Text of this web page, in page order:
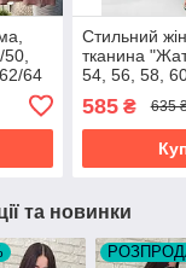
64
Стильний
тканина
54, 56, 58,
585₴ 635
та новинки